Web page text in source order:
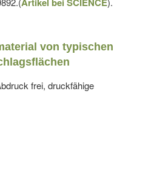
von typischen
frei, druckfähige